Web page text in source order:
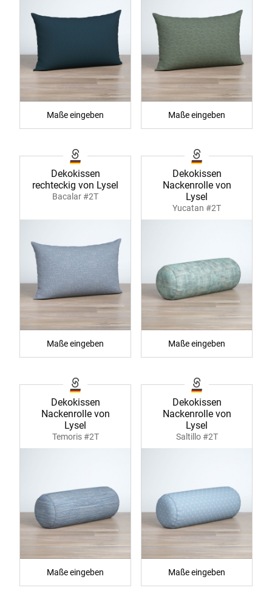
Maße eingeben Maße eingeben
Dekokissen
rechteckig von Lysel
Bacalar #2T
Maße eingeben
Dekokissen
Nackenrolle von
Lysel
Yucatan #2T
Maße eingeben
Dekokissen
Nackenrolle von
Lysel
Temoris #2T
Maße eingeben
Dekokissen
Nackenrolle von
Lysel
Saltillo #2T
Maße eingeben